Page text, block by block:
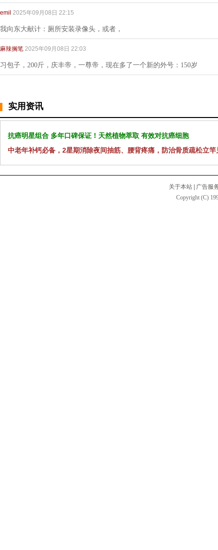
emil 2025年09月08日 22:15
我向东大献计：厕所安装录像头，或者，
麻辣搁笔 2025年09月08日 22:03
习包子，200斤，庆丰帝，一尊帝，现在多了一个新的外号：150岁
实用资讯
抗癌明星组合 多年口碑保证！天然植物萃取 有效对抗癌细胞
中老年补钙必备，2星期消除夜间抽筋、腰背疼痛，防治骨质疏松立竿
关于本站 | 广告服
Copyright (C)